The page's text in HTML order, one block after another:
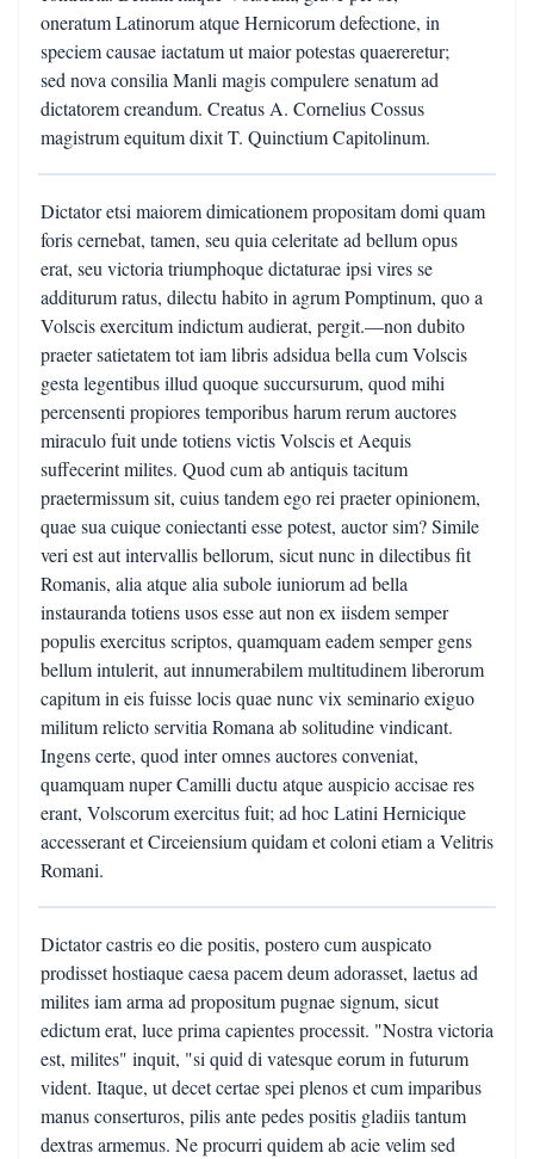
oneratum Latinorum atque Hernicorum defectione, in
speciem causae iactatum ut maior potestas quaereretur;
sed nova consilia Manli magis compulere senatum ad
dictatorem creandum. Creatus A. Cornelius Cossus
magistrum equitum dixit T. Quinctium Capitolinum.
Dictator etsi maiorem dimicationem propositam domi quam
foris cernebat, tamen, seu quia celeritate ad bellum opus
erat, seu victoria triumphoque dictaturae ipsi vires se
additurum ratus, dilectu habito in agrum Pomptinum, quo a
Volscis exercitum indictum audierat, pergit.—non dubito
praeter satietatem tot iam libris adsidua bella cum Volscis
gesta legentibus illud quoque succursurum, quod mihi
percensenti propiores temporibus harum rerum auctores
miraculo fuit unde totiens victis Volscis et Aequis
suffecerint milites. Quod cum ab antiquis tacitum
praetermissum sit, cuius tandem ego rei praeter opinionem,
quae sua cuique coniectanti esse potest, auctor sim? Simile
veri est aut intervallis bellorum, sicut nunc in dilectibus fit
Romanis, alia atque alia subole iuniorum ad bella
instauranda totiens usos esse aut non ex iisdem semper
populis exercitus scriptos, quamquam eadem semper gens
bellum intulerit, aut innumerabilem multitudinem liberorum
capitum in eis fuisse locis quae nunc vix seminario exiguo
militum relicto servitia Romana ab solitudine vindicant.
Ingens certe, quod inter omnes auctores conveniat,
quamquam nuper Camilli ductu atque auspicio accisae res
erant, Volscorum exercitus fuit; ad hoc Latini Hernicique
accesserant et Circeiensium quidam et coloni etiam a Velitris
Romani.
Dictator castris eo die positis, postero cum auspicato
prodisset hostiaque caesa pacem deum adorasset, laetus ad
milites iam arma ad propositum pugnae signum, sicut
edictum erat, luce prima capientes processit. "Nostra victoria
est, milites" inquit, "si quid di vatesque eorum in futurum
vident. Itaque, ut decet certae spei plenos et cum imparibus
manus conserturos, pilis ante pedes positis gladiis tantum
dextras armemus. Ne procurri quidem ab acie velim sed